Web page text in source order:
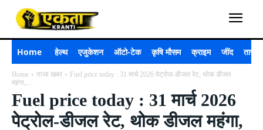
Home हेल्थ एजुकेशन ऑटो-टेक कृषि मौसम क्राइम जींद ताजा
Home ताजा खबर
Fuel price today : 31 मार्च 2026 पेट्रोल-डीजल रेट, थोक डीजल
महंगा,...
Fuel price today : 31 मार्च 2026
पेट्रोल-डीजल रेट, थोक डीजल महंगा,